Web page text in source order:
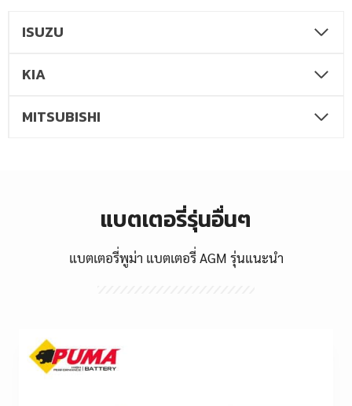
ISUZU
KIA
MITSUBISHI
แบตเตอรี่รุ่นอื่นๆ
แบตเตอรี่พูม่า แบตเตอรี่ AGM รุ่นแนะนำ